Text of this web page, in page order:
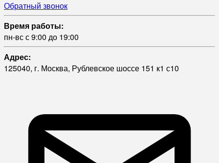
Обратный звонок
Время работы:
пн-вс с 9:00 до 19:00
Адрес:
125040, г. Москва, Рублевское шоссе 151 к1 с10